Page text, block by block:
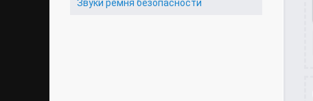
Звуки ремня безопасности